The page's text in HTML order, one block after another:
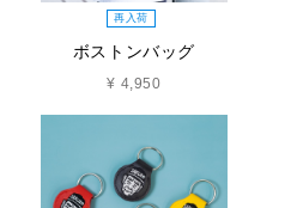
再入荷
ボストンバッグ
¥ 4,950